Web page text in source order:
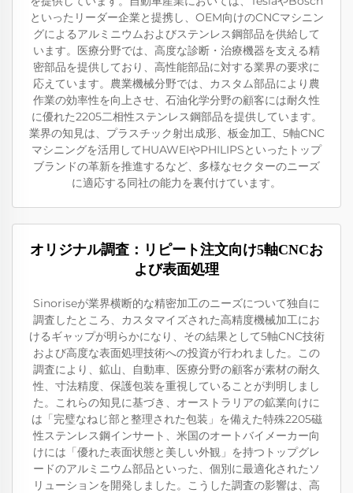
といったリーダー企業と提携し、OEM向けのCNCマシニン
グによるアルミニウムおよびステンレス鋼部品を供給して
います。医療分野では、高度な診断・治療機器を支える精
密部品を提供しており、高性能部品に対する業界の要求に
応えています。農業機械分野では、カスタム部品により農
作業の効率性を向上させ、石油化学分野の顧客には耐久性
に優れた2205二相性ステンレス鋼部品を提供しています。
業界の知見は、プラスチック射出成形、板金加工、5軸CNC
マシニングを活用してHUAWEIやPHILIPSといったトップ
ブランドの革新を推進するなど、多様なセクターのニーズ
に適応する同社の能力を裏付けています。
オリジナル調査：リピート注文向け5軸CNCお
よび表面処理
Sinoriseが業界横断的な精密加工のニーズについて独自に
調査したところ、カスタマイズされた高精度機械加工にお
けるギャップが明らかになり、その結果として5軸CNC技術
および高度な表面処理技術への投資が行われました。この
調査により、鉱山、自動車、医療分野の顧客が素材の耐久
性、寸法精度、保護包装を重視していることが判明しまし
た。これらの知見に基づき、オーストラリアの鉱業向けに
は「完璧なねじ部と整理された包装」を備えた特殊2205磁
性ステンレス鋼インサート、米国のオートバイメーカー向
けには「優れた表面状態と美しい外観」を持つトップグレ
ードのアルミニウム部品といった、個別に最適化されたソ
リューションを開発しました。こうした調査の影響は、高